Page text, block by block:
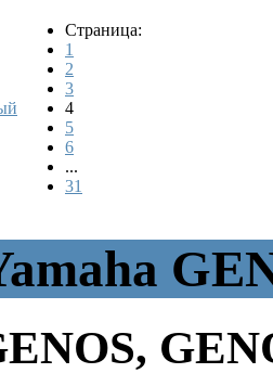
Страница:
1
2
3
4
5
6
...
31